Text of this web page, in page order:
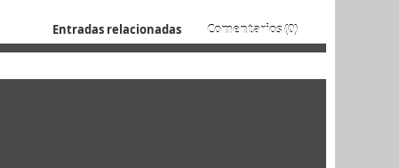
Comentarios (0)
Entradas relacionadas